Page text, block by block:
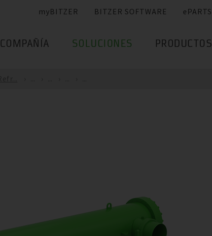
myBITZER BITZER SOFTWARE ePARTS
COMPAÑÍA SOLUCIONES PRODUCTOS